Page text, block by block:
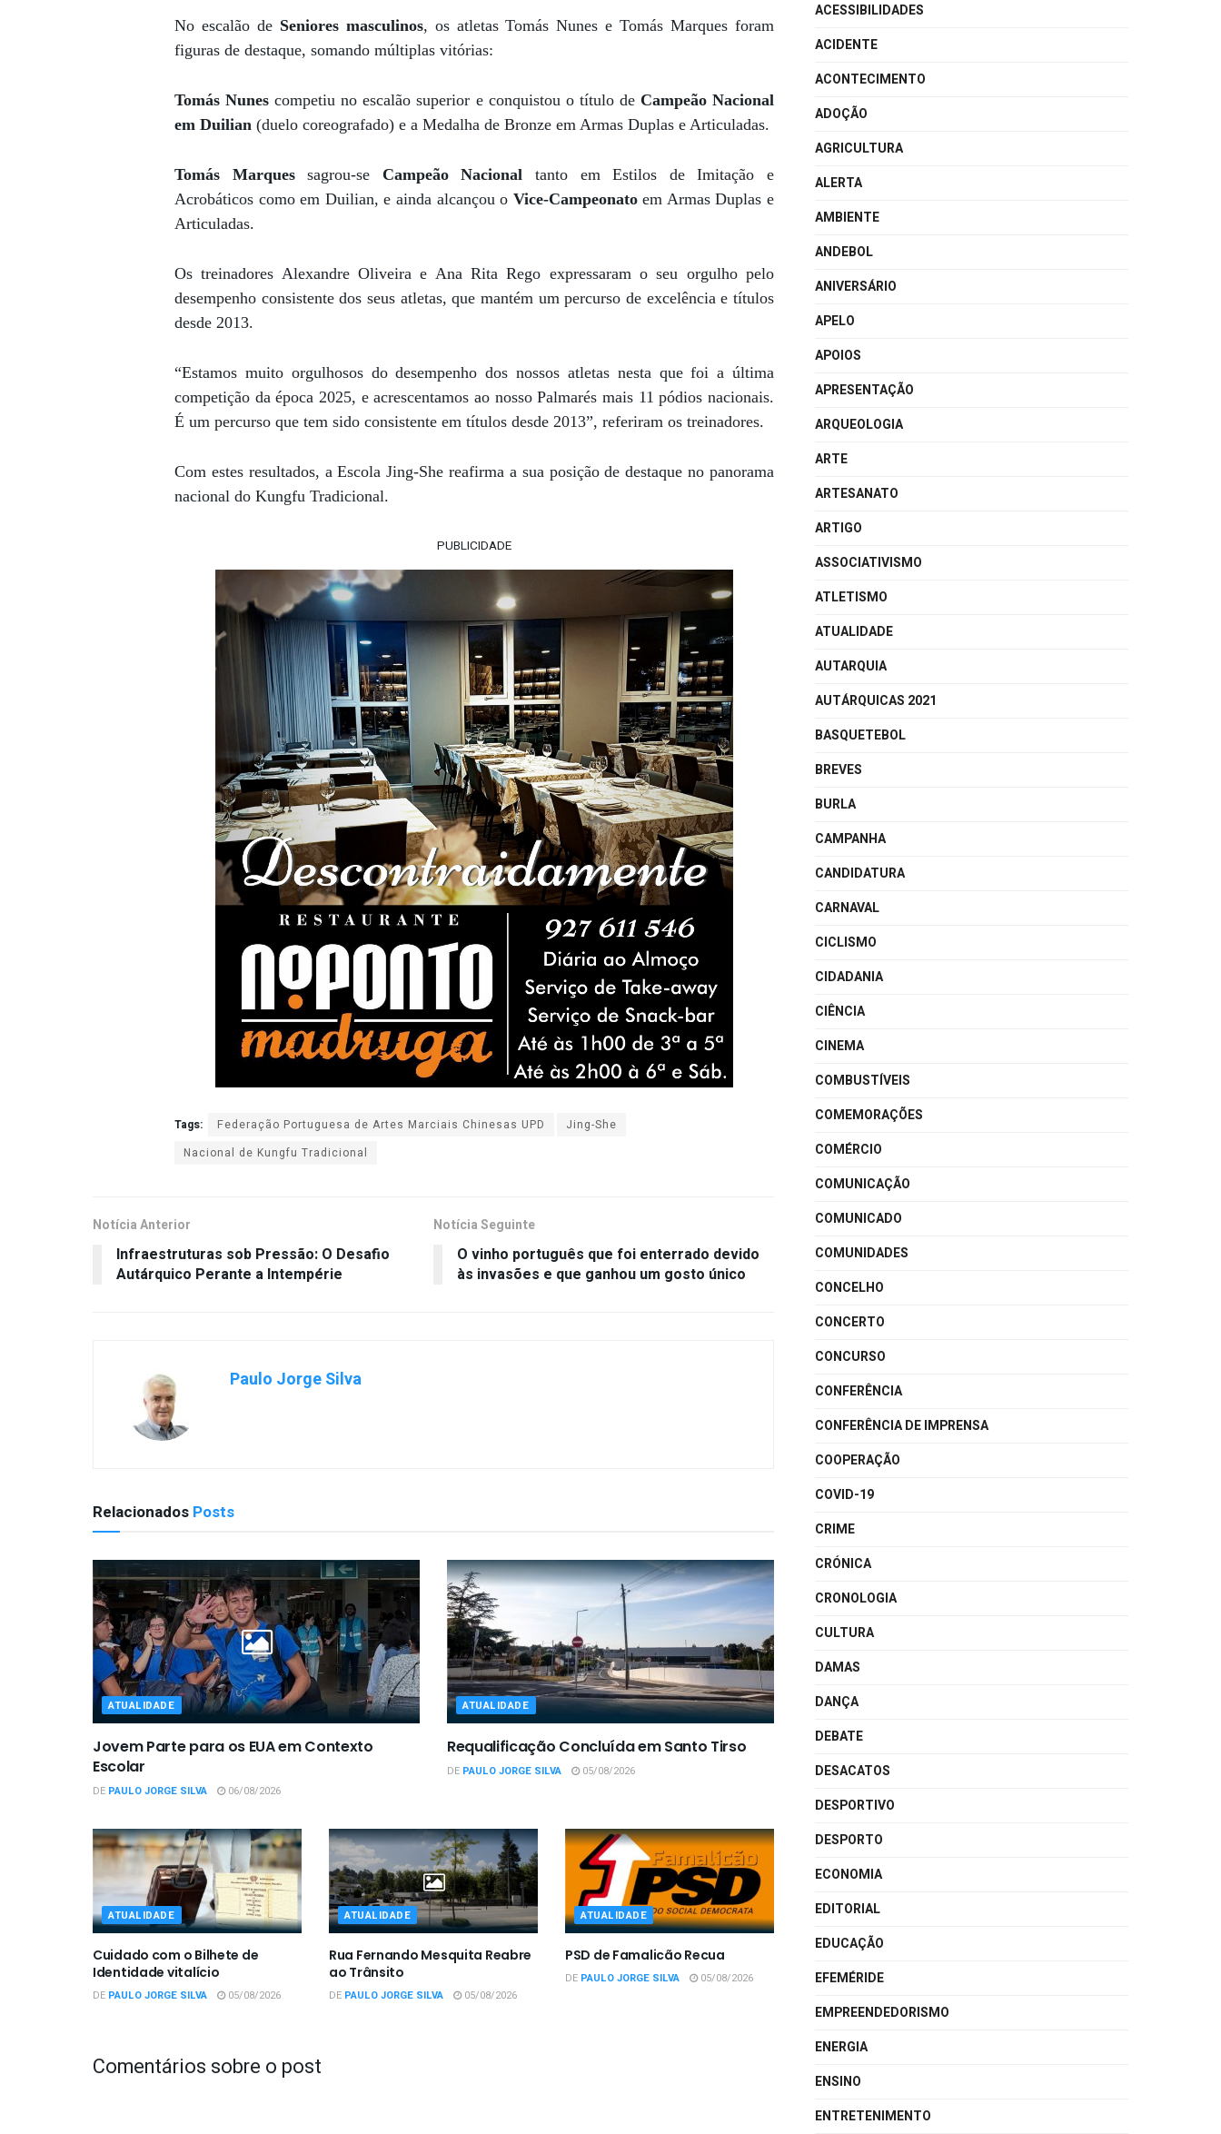
No escalão de Seniores masculinos, os atletas Tomás Nunes e Tomás Marques foram
figuras de destaque, somando múltiplas vitórias:
Tomás Nunes competiu no escalão superior e conquistou o título de Campeão Nacional
em Duilian (duelo coreografado) e a Medalha de Bronze em Armas Duplas e Articuladas.
Tomás Marquessagrou-se Campeão Nacional tanto em Estilos de Imitação e
Acrobáticos como em Duilian, e ainda alcançou o Vice-Campeonatoem Armas Duplas e
Articuladas.
Os treinadores Alexandre Oliveira e Ana Rita Rego expressaram o seu orgulho pelo
desempenho consistente dos seus atletas, que mantém um percurso de excelência e títulos
desde 2013.
“Estamos muito orgulhosos do desempenho dos nossos atletas nesta que foi a última
competição da época 2025, e acrescentamos ao nosso Palmarés mais 11 pódios nacionais.
É um percurso que tem sido consistente em títulos desde 2013”, referiram os treinadores.
Com estes resultados, a Escola Jing-She reafirma a sua posição de destaque no panorama
nacional do Kungfu Tradicional.
PUBLICIDADE
Tags: Federação Portuguesa de Artes Marciais Chinesas UPD
Jing-She
Nacional de Kungfu Tradicional
Notícia Anterior
Infraestruturas sob Pressão: O Desafio
Autárquico Perante a Intempérie
Notícia Seguinte
O vinho português que foi enterrado devido
às invasões e que ganhou um gosto único
Paulo Jorge Silva
Relacionados Posts
ATUALIDADE
Jovem Parte para os EUA em Contexto
Escolar
DE PAULO JORGE SILVA 06/08/2026
ATUALIDADE
Requalificação Concluída em Santo Tirso
DE PAULO JORGE SILVA 05/08/2026
ATUALIDADE
Cuidado com o Bilhete de
Identidade vitalício
DE PAULO JORGE SILVA 05/08/2026
ATUALIDADE
Rua Fernando Mesquita Reabre
ao Trânsito
DE PAULO JORGE SILVA 05/08/2026
ATUALIDADE
PSD de Famalicão Recua
DE PAULO JORGE SILVA 05/08/2026
Comentários sobre o post
ACESSIBILIDADES
ACIDENTE
ACONTECIMENTO
ADOÇÃO
AGRICULTURA
ALERTA
AMBIENTE
ANDEBOL
ANIVERSÁRIO
APELO
APOIOS
APRESENTAÇÃO
ARQUEOLOGIA
ARTE
ARTESANATO
ARTIGO
ASSOCIATIVISMO
ATLETISMO
ATUALIDADE
AUTARQUIA
AUTÁRQUICAS 2021
BASQUETEBOL
BREVES
BURLA
CAMPANHA
CANDIDATURA
CARNAVAL
CICLISMO
CIDADANIA
CIÊNCIA
CINEMA
COMBUSTÍVEIS
COMEMORAÇÕES
COMÉRCIO
COMUNICAÇÃO
COMUNICADO
COMUNIDADES
CONCELHO
CONCERTO
CONCURSO
CONFERÊNCIA
CONFERÊNCIA DE IMPRENSA
COOPERAÇÃO
COVID-19
CRIME
CRÓNICA
CRONOLOGIA
CULTURA
DAMAS
DANÇA
DEBATE
DESACATOS
DESPORTIVO
DESPORTO
ECONOMIA
EDITORIAL
EDUCAÇÃO
EFEMÉRIDE
EMPREENDEDORISMO
ENERGIA
ENSINO
ENTRETENIMENTO